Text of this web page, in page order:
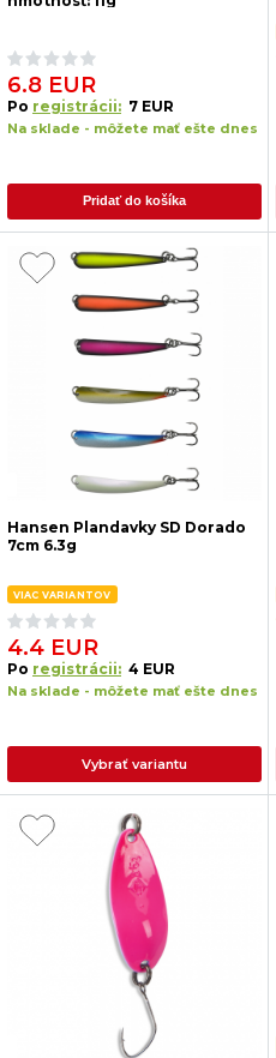
6.8 EUR
Po registrácii: 7 EUR
Na sklade - môžete mať ešte dnes
Pridať do košíka
Hansen Plandavky SD Dorado
7cm 6.3g
VIAC VARIANTOV
4.4 EUR
Po registrácii: 4 EUR
Na sklade - môžete mať ešte dnes
Vybrať variantu